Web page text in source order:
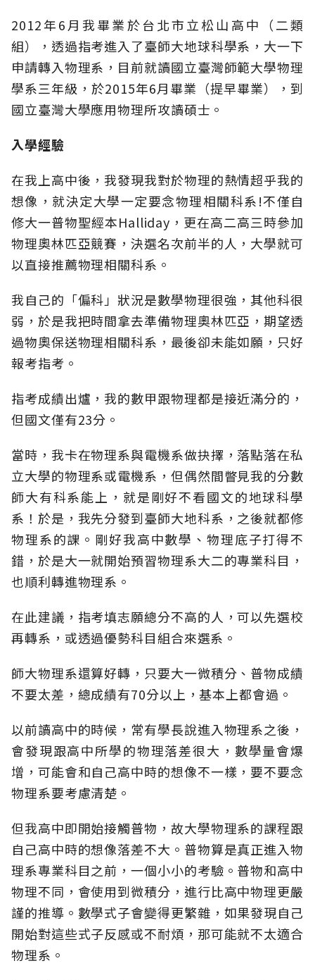
2012年6月我畢業於台北市立松山高中（二類
組），透過指考進入了臺師大地球科學系，大一下
申請轉入物理系，目前就讀國立臺灣師範大學物理
學系三年級，於2015年6月畢業（提早畢業），到
國立臺灣大學應用物理所攻讀碩士。
入學經驗
在我上高中後，我發現我對於物理的熱情超乎我的
想像，就決定大學一定要念物理相關科系!不僅自
修大一普物聖經本Halliday，更在高二高三時參加
物理奧林匹亞競賽，決選名次前半的人，大學就可
以直接推薦物理相關科系。
我自己的「偏科」狀況是數學物理很強，其他科很
弱，於是我把時間拿去準備物理奧林匹亞，期望透
過物奧保送物理相關科系，最後卻未能如願，只好
報考指考。
指考成績出爐，我的數甲跟物理都是接近滿分的，
但國文僅有23分。
當時，我卡在物理系與電機系做抉擇，落點落在私
立大學的物理系或電機系，但偶然間瞥見我的分數
師大有科系能上，就是剛好不看國文的地球科學
系！於是，我先分發到臺師大地科系，之後就都修
物理系的課。剛好我高中數學、物理底子打得不
錯，於是大一就開始預習物理系大二的專業科目，
也順利轉進物理系。
在此建議，指考填志願總分不高的人，可以先選校
再轉系，或透過優勢科目組合來選系。
師大物理系還算好轉，只要大一微積分、普物成績
不要太差，總成績有70分以上，基本上都會過。
以前讀高中的時候，常有學長說進入物理系之後，
會發現跟高中所學的物理落差很大，數學量會爆
增，可能會和自己高中時的想像不一樣，要不要念
物理系要考慮清楚。
但我高中即開始接觸普物，故大學物理系的課程跟
自己高中時的想像落差不大。普物算是真正進入物
理系專業科目之前，一個小小的考驗。普物和高中
物理不同，會使用到微積分，進行比高中物理更嚴
謹的推導。數學式子會變得更繁雜，如果發現自己
開始對這些式子反感或不耐煩，那可能就不太適合
物理系。